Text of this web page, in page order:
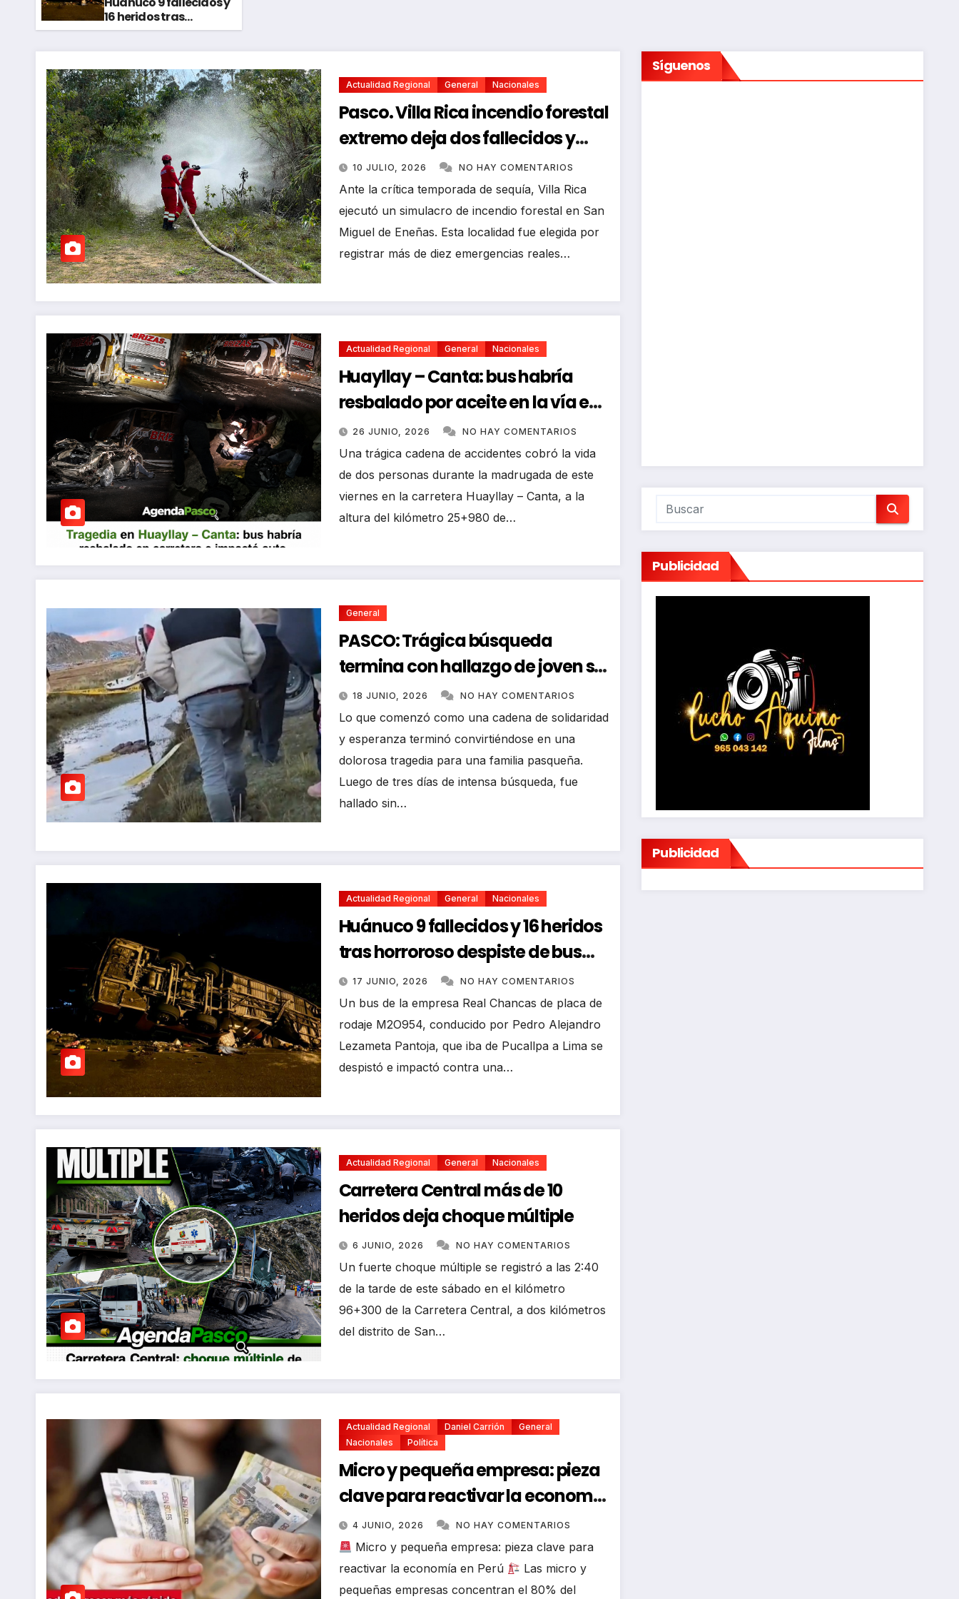
16 heridos tras
horroroso despiste de
vivienda
Actualidad Regional General Nacionales
Pasco. Villa Rica incendio forestal
extremo deja dos fallecidos y
heridos
10 JULIO, 2026 NO HAY COMENTARIOS
Ante la crítica temporada de sequía, Villa Rica
ejecutó un simulacro de incendio forestal en San
Miguel de Eneñas. Esta localidad fue elegida por
registrar más de diez emergencias reales…
Actualidad Regional General Nacionales
Huayllay – Canta: bus habría
resbalado por aceite en la vía e
impactó auto siniestrado
dejando dos fallecidos
26 JUNIO, 2026 NO HAY COMENTARIOS
Una trágica cadena de accidentes cobró la vida
de dos personas durante la madrugada de este
viernes en la carretera Huayllay – Canta, a la
altura del kilómetro 25+980 de…
General
PASCO: Trágica búsqueda
termina con hallazgo de joven sin
vida en Rancas
18 JUNIO, 2026 NO HAY COMENTARIOS
Lo que comenzó como una cadena de solidaridad
y esperanza terminó convirtiéndose en una
dolorosa tragedia para una familia pasqueña.
Luego de tres días de intensa búsqueda, fue
hallado sin…
Actualidad Regional General Nacionales
Huánuco 9 fallecidos y 16 heridos
tras horroroso despiste de bus
Real Chancas que impactó
contra vivienda
17 JUNIO, 2026 NO HAY COMENTARIOS
Un bus de la empresa Real Chancas de placa de
rodaje M2O954, conducido por Pedro Alejandro
Lezameta Pantoja, que iba de Pucallpa a Lima se
despistó e impactó contra una…
Actualidad Regional General Nacionales
Carretera Central más de 10
heridos deja choque múltiple
6 JUNIO, 2026 NO HAY COMENTARIOS
​Un fuerte choque múltiple se registró a las 2:40
de la tarde de este sábado en el kilómetro
96+300 de la Carretera Central, a dos kilómetros
del distrito de San…
Actualidad Regional Daniel Carrión
General
Nacionales
Política
Micro y pequeña empresa: pieza
clave para reactivar la economía
en Perú
4 JUNIO, 2026 NO HAY COMENTARIOS
Micro y pequeña empresa: pieza clave para
reactivar la economía en Perú
Las micro y
pequeñas empresas concentran el 80% del
Síguenos
Publicidad
Publicidad